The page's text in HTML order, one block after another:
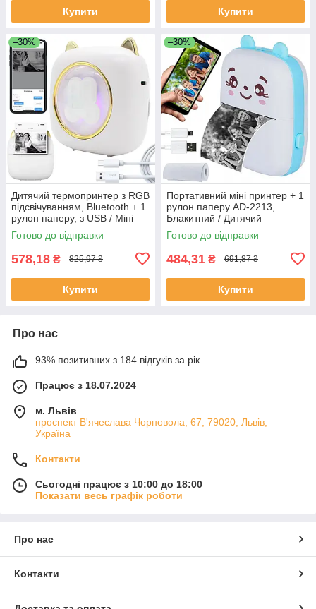
Купити Купити
–30%
Дитячий термопринтер з RGB
підсвічуванням, Bluetooth + 1
рулон паперу, з USB / Міні
принтер / Принтер для
телефону
Готово до відправки
578,18 ₴ 825,97 ₴
Купити
–30%
Портативний міні принтер + 1
рулон паперу AD-2213,
Блакитний / Дитячий
маленький принтер /
Принтер для телефону
Готово до відправки
484,31 ₴ 691,87 ₴
Купити
Про нас
93% позитивних з 184 відгуків за рік
Працює з 18.07.2024
м. Львів
проспект В'ячеслава Чорновола, 67, 79020, Львів,
Україна
Контакти
Сьогодні працює з 10:00 до 18:00
Показати весь графік роботи
Про нас
Контакти